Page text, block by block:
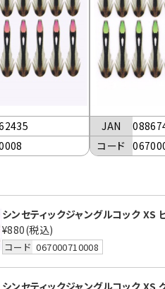
JAN
コード
シンセティックジャングルコック XS
¥880(税込)
コード 067000710008